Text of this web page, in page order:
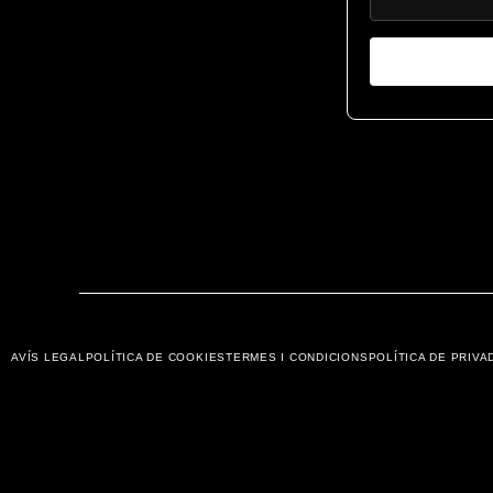
AVÍS LEGALPOLÍTICA DE COOKIESTERMES I CONDICIONSPOLÍTICA DE